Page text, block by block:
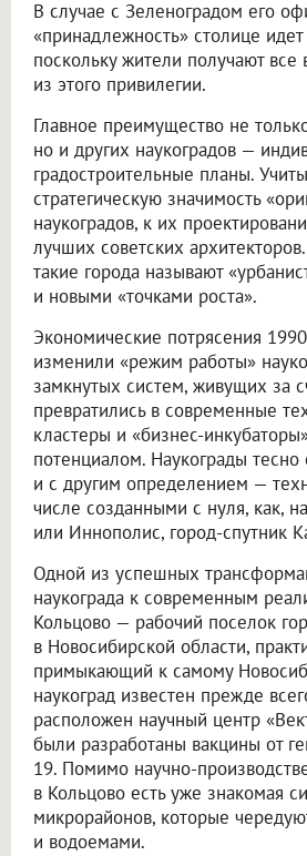
В случае с Зеленоградом его
«принадлежность» столице
поскольку жители получают
из этого привилегии.
Главное преимущество не
но и других наукоградов —
градостроительные планы.
стратегическую значимость
наукоградов, к их
лучших советских
такие города называют
и новыми «точками роста».
Экономические потрясения
изменили «режим работы»
замкнутых систем, живущих за
превратились в современные
кластеры и «бизнес-
потенциалом. Наукограды тесно
и с другим определением —
числе созданными с нуля, как,
или Иннополис, город-спутник
Одной из успешных
наукограда к современным
Кольцово — рабочий поселок
в Новосибирской области,
примыкающий к самому
наукоград известен прежде
расположен научный центр
были разработаны вакцины от
19. Помимо научно-
в Кольцово есть уже знакомая
микрорайонов, которые
и водоемами.